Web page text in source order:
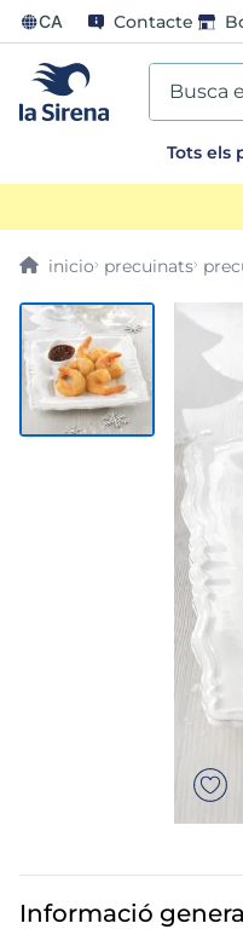
CA Contacte
Busca
Tots els
precuinats
Informació